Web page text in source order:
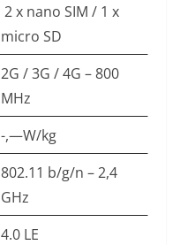
2 x nano SIM / 1 x
micro SD
2G / 3G / 4G – 800
MHz
-,—W/kg
802.11 b/g/n – 2,4
GHz
4.0 LE